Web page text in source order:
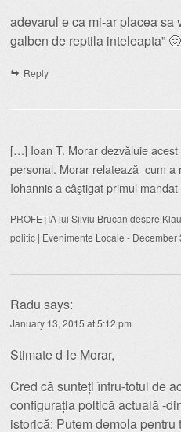
adevarul e ca mi-ar placea sa
galben de reptila inteleapta” 🙂
Reply
[…] Ioan T. Morar dezvăluie
personal. Morar relatează cum a
Iohannis a câştigat primul
PROFEȚIA lui Silviu Brucan despre
politic | Evenimente Locale - December
Radu says:
January 13, 2015 at 5:12 pm
Stimate d-le Morar,
Cred că sunteți întru-totul de
configurația poltică actuală -
istorică: Putem demola